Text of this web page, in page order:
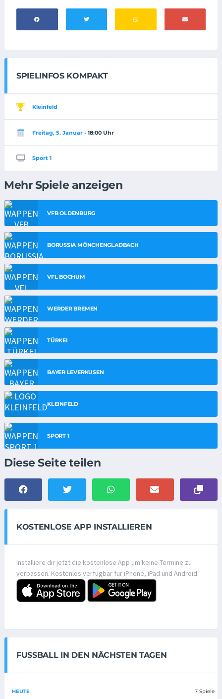
SPIELINFOS KOMPAKT
Kleinfeld
Freitag, 5. Januar - 18:00 Uhr
Sport 1
Mehr Spiele anzeigen
VFB OLDENBURG
BORUSSIA MÖNCHENGLADBACH
VFL BOCHUM
WERDER BREMEN
TÜRKEI
BAYER LEVERKUSEN
KLEINFELD
SPORT 1
Diese Seite teilen
KOSTENLOSE APP INSTALLIEREN
Installiere dir jetzt die kostenlose App um keine Termine zu
verpassen. Kostenlos verfügbar für iPhone, iPad und Android.
FUSSBALL IN DEN NÄCHSTEN TAGEN
HEUTE 7 Spiele